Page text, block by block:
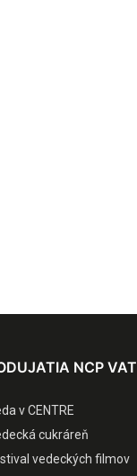
NCP VAT
v CENTRE
cukráreň
vedeckých filmov